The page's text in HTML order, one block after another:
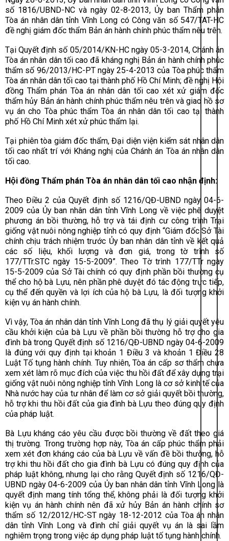
số 1816/UBND-NC và ngày 02-8-2013, Ủy ban Thẩm phán
Tòa án nhân dân tỉnh Vĩnh Long có Công văn số 547/TAT-HC
đề nghị giám đốc thẩm Bản án hành chính phúc thẩm nêu trên.
Tại Quyết định số 05/2014/KN-HC ngày 05-3-2014, Chánh án
Tòa án nhân dân tối cao đã kháng nghị Bản án hành chính phúc
thẩm số 96/2013/HC-PT ngày 25-4-2013 của Tòa phúc thẩm
Tòa án nhân dân tối cao tại thành phố Hồ Chí Minh; đề nghị Hội
đồng Thẩm phán Tòa án nhân dân tối cao xét xử giám đốc
thẩm hủy Bản án hành chính phúc thẩm nêu trên và giao hồ sơ
vụ án cho Tòa phúc thẩm Tòa án nhân dân tối cao tại thành
phố Hồ Chí Minh xét xử phúc thẩm lại.
Tại phiên tòa giám đốc thẩm, Đại diện viện kiểm sát nhân dân
tối cao nhất trí với Kháng nghị của Chánh án Tòa án nhân dân
tối cao.
Hội đồng Thẩm phán Tòa án nhân dân tối cao nhận định:
Theo Điều 2 của Quyết định số 1216/QĐ-UBND ngày 04-6-
2009 của Ủy ban nhân dân tỉnh Vĩnh Long về việc phê duyệt
phương án bồi thường, hỗ trợ và tái định cư công trình Trại
giống vật nuôi nông nghiệp tỉnh có quy định “Giám đốc Sở Tài
chính chịu trách nhiệm trước Ủy ban nhân dân tỉnh về kết quả
các số liệu, khối lượng và đơn giá, trong tờ trình số
177/TTr.STC ngày 15-5-2009”. Theo Tờ trình 177/TTr ngày
15-5-2009 của Sở Tài chính có quy định phần bồi thường cụ
thể cho hộ bà Lựu, nên phần phê duyệt đó tác động trực tiếp,
cụ thể đến quyền và lợi ích của hộ bà Lựu, là đối tượng khởi
kiện vụ án hành chính.
Vì vậy, Tòa án nhân dân tỉnh Vĩnh Long đã thụ lý giải quyết yêu
cầu khởi kiện của bà Lựu về phần bồi thường hỗ trợ cho gia
đình bà trong Quyết định số 1216/QĐ-UBND ngày 04-6-2009
là đúng với quy định tạikhoản 1 Điều 3 và khoản 1 Điều 28
Luật Tố tụng hành chính. Tuy nhiên, Tòa án cấp sơ thẩm chưa
xem xét làm rõ mục đích của việc thu hồi đất để xây dựng trại
giống vật nuôi nông nghiệp tỉnh Vĩnh Long là cơ sở kinh tế của
Nhà nước hay của tư nhân để làm cơ sở giải quyết bồi thường,
hỗ trợ khi thu hồi đất của gia đình bà Lựu theo đúng quy định
của pháp luật.
Bà Lựu kháng cáo yêu cầu được bồi thường về đất theo giá
thị trường. Trong trường hợp này, Tòa án cấp phúc thẩm phải
xem xét đơn kháng cáo của bà Lựu về vấn đề bồi thường, hỗ
trợ khi thu hồi đất cho gia đình bà Lựu có đúng quy định của
pháp luật không, nhưng lại cho rằng Quyết định số 1216/QĐ-
UBND ngày 04-6-2009 của Ủy ban nhân dân tỉnh Vĩnh Long là
quyết định mang tính tổng thể, không phải là đối tượng khởi
kiện vụ án hành chính nên đã xử hủy Bản án hành chính sơ
thẩm số 12/2012/HC-ST ngày 18-12-2012 của Tòa án nhân
dân tỉnh Vĩnh Long và đình chỉ giải quyết vụ án là sai lầm
nghiêm trọng trong việc áp dụng pháp luật tố tụng hành chính.